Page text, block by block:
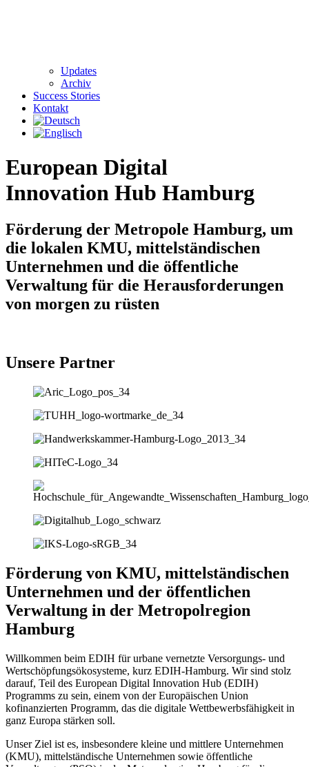
Updates
Archiv
Success Stories
Kontakt
European Digital
Innovation Hub Hamburg
Förderung der Metropole Hamburg, um
die lokalen KMU, mittelständischen
Unternehmen und die öffentliche
Verwaltung für die Herausforderungen
von morgen zu rüsten
Unsere Partner
Förderung von KMU, mittelständischen
Unternehmen und der öffentlichen
Verwaltung in der Metropolregion
Hamburg
Willkommen beim EDIH für urbane vernetzte Versorgungs- und
Wertschöpfungsökosysteme, kurz EDIH-Hamburg. Wir sind stolz
darauf, Teil des European Digital Innovation Hub (EDIH)
Programms zu sein, einem von der Europäischen Union
kofinanzierten Programm, das die digitale Wettbewerbsfähigkeit in
ganz Europa stärken soll.
Unser Ziel ist es, insbesondere kleine und mittlere Unternehmen
(KMU), mittelständische Unternehmen sowie öffentliche